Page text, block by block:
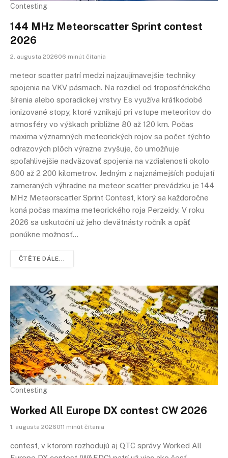
Contesting
144 MHz Meteorscatter Sprint contest
2026
2. augusta 202606 minút čítania
meteor scatter patrí medzi najzaujímavejšie techniky
spojenia na VKV pásmach. Na rozdiel od troposférického
šírenia alebo sporadickej vrstvy Es využíva krátkodobé
ionizované stopy, ktoré vznikajú pri vstupe meteoritov do
atmosféry vo výškach približne 80 až 120 km. Počas
maxima významných meteorických rojov sa počet týchto
odrazových plôch výrazne zvyšuje, čo umožňuje
spoľahlivejšie nadväzovať spojenia na vzdialenosti okolo
800 až 2 200 kilometrov. Jedným z najznámejších podujatí
zameraných výhradne na meteor scatter prevádzku je 144
MHz Meteorscatter Sprint Contest, ktorý sa každoročne
koná počas maxima meteorického roja Perzeidy. V roku
2026 sa uskutoční už jeho devätnásty ročník a opäť
ponúkne možnosť…
ČTĚTE DÁLE...
Contesting
Worked All Europe DX contest CW 2026
1. augusta 2026011 minút čítania
contest, v ktorom rozhodujú aj QTC správy Worked All